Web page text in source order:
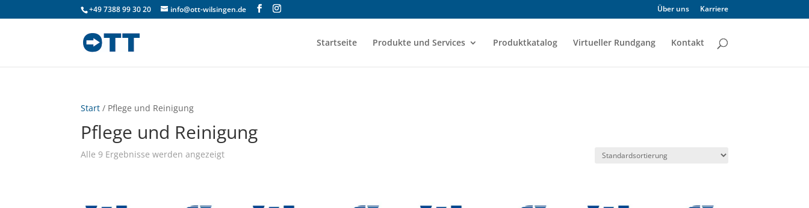
+49 7388 99 30 20 info@ott-wilsingen.de Über uns Karriere
Startseite Produkte und Services Produktkatalog Virtueller Rundgang Kontakt
Start / Pflege und Reinigung
Pflege und Reinigung
Alle 9 Ergebnisse werden angezeigt